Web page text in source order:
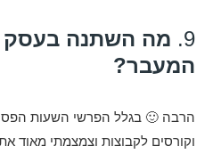
9. מה השתנה בעסק
המעבר?
הרבה 🙂 בגלל הפרשי השעות
וקורסים לקבוצות וצמצמתי מאוד